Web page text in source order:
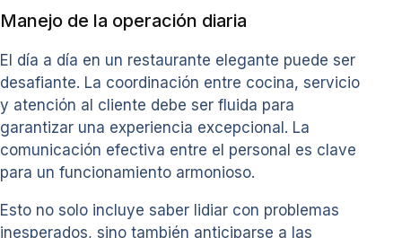
Manejo de la operación diaria
El día a día en un restaurante elegante puede ser
desafiante. La coordinación entre cocina, servicio
y atención al cliente debe ser fluida para
garantizar una experiencia excepcional. La
comunicación efectiva entre el personal es clave
para un funcionamiento armonioso.
Esto no solo incluye saber lidiar con problemas
inesperados, sino también anticiparse a las